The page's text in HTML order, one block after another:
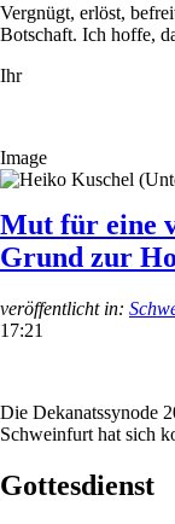
Vergnügt, erlöst,
Botschaft. Ich hoffe,
Ihr
Image
Mut für eine
Grund zur
veröffentlicht in:
17:21
Die Dekanatssynode
Schweinfurt hat sich
Gottesdienst